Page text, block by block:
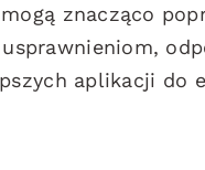
znacząco
aplikacji do